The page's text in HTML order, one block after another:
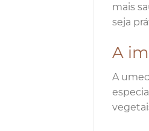
mais
seja
A
A